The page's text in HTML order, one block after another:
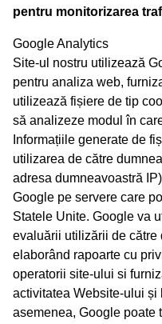
pentru monitorizarea
Google Analytics
Site-ul nostru utilizează
pentru analiza web,
utilizează fișiere de tip
să analizeze modul în
Informațiile generate de
utilizarea de către
adresa dumneavoastră
Google pe servere care
Statele Unite. Google va
evaluării utilizării de către
elaborând rapoarte cu
operatorii site-ului si
activitatea Website-ului
asemenea, Google poate